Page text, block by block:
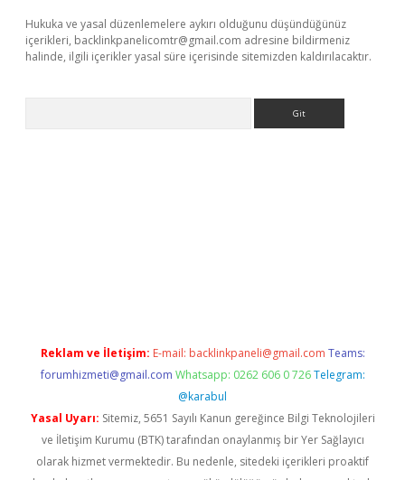
Hukuka ve yasal düzenlemelere aykırı olduğunu düşündüğünüz
içerikleri, backlinkpanelicomtr@gmail.com adresine bildirmeniz
halinde, ilgili içerikler yasal süre içerisinde sitemizden kaldırılacaktır.
Reklam ve İletişim: E-mail: backlinkpaneli@gmail.com Teams:
forumhizmeti@gmail.com Whatsapp: 0262 606 0 726 Telegram:
@karabul
Yasal Uyarı: Sitemiz, 5651 Sayılı Kanun gereğince Bilgi Teknolojileri
ve İletişim Kurumu (BTK) tarafından onaylanmış bir Yer Sağlayıcı
olarak hizmet vermektedir. Bu nedenle, sitedeki içerikleri proaktif